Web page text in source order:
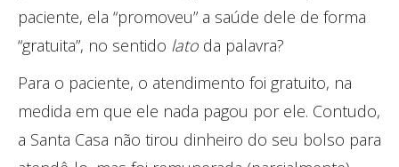
paciente, ela “promoveu” a saúde dele de forma
“gratuita”, no sentido lato da palavra?
Para o paciente, o atendimento foi gratuito, na
medida em que ele nada pagou por ele. Contudo,
a Santa Casa não tirou dinheiro do seu bolso para